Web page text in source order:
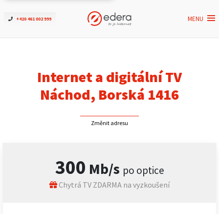
+420 461 002 999 MENU
Ověřit dostupnost
ČEZNET TV
Kontakt
Internet a digitální TV
Náchod, Borská 1416
Změnit adresu
300 Mb/s po optice
Chytrá TV ZDARMA na vyzkoušení